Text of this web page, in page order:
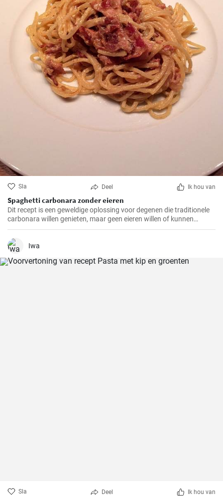
Sla Deel Ik hou van
Spaghetti carbonara zonder eieren
Dit recept is een geweldige oplossing voor degenen die traditionele
carbonara willen genieten, maar geen eieren willen of kunnen
consumeren.
Iwa
Sla Deel Ik hou van